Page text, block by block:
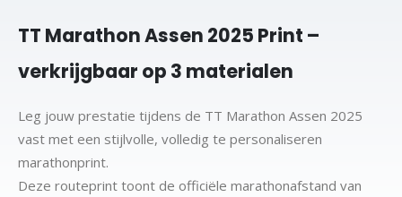
TT Marathon Assen 2025 Print –
verkrijgbaar op 3 materialen
Leg jouw prestatie tijdens de TT Marathon Assen 2025
vast met een stijlvolle, volledig te personaliseren
marathonprint.
Deze routeprint toont de officiële marathonafstand van